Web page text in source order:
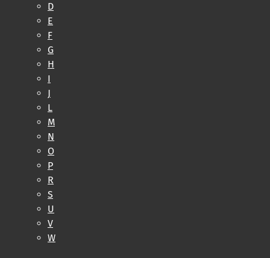
D
E
F
G
H
I
J
L
M
N
O
P
R
S
U
V
W